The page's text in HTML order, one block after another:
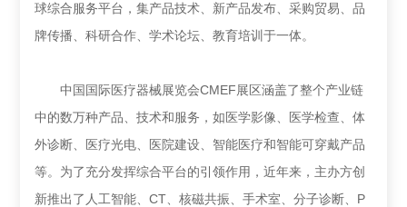
球综合服务平台，集产品技术、新产品发布、采购贸易、品
牌传播、科研合作、学术论坛、教育培训于一体。
中国国际医疗器械展览会CMEF展区涵盖了整个产业链
中的数万种产品、技术和服务，如医学影像、医学检查、体
外诊断、医疗光电、医院建设、智能医疗和智能可穿戴产品
等。为了充分发挥综合平台的引领作用，近年来，主办方创
新推出了人工智能、CT、核磁共振、手术室、分子诊断、P